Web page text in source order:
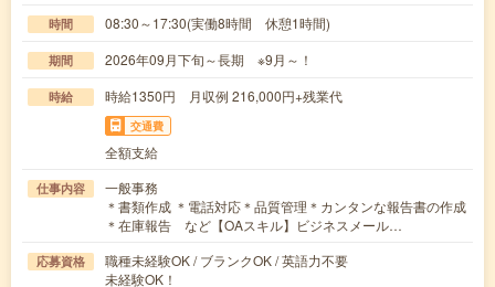
時間 08:30～17:30(実働8時間 休憩1時間)
期間 2026年09月下旬～長期 ※9月～！
時給 時給1350円 月収例 216,000円+残業代
交通費
全額支給
仕事内容
一般事務
＊書類作成 ＊電話対応＊品質管理＊カンタンな報告書の作成
＊在庫報告 など【OAスキル】ビジネスメール…
応募資格
職種未経験OK / ブランクOK / 英語力不要
未経験OK！